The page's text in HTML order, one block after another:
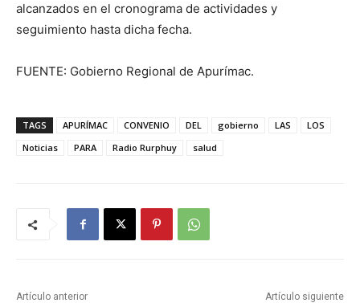
alcanzados en el cronograma de actividades y
seguimiento hasta dicha fecha.
FUENTE: Gobierno Regional de Apurímac.
TAGS APURÍMAC CONVENIO DEL gobierno LAS
LOS
Noticias
PARA Radio Rurphuy salud
Artículo anterior Artículo siguiente